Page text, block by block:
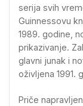
serija svih
Guinnessovu
1989. godine,
prikazivanje.
glavni junak i
oživljena 1991.
Priče